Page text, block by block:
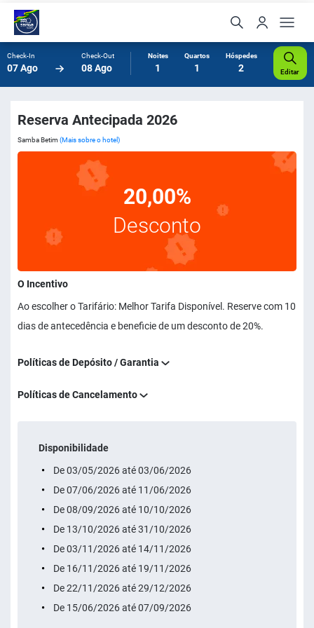
Check-In
07 Ago
Check-Out
08 Ago
Noites
1
Quartos
1
Hóspedes
2 Editar
Reserva Antecipada 2026
Samba Betim (Mais sobre o hotel)
20,00%
Desconto
O Incentivo
Ao escolher o Tarifário: Melhor Tarifa Disponível. Reserve com 10
dias de antecedência e beneficie de um desconto de 20%.
Políticas de Depósito / Garantia
Políticas de Cancelamento
Disponibilidade
De 03/05/2026 até 03/06/2026
De 07/06/2026 até 11/06/2026
De 08/09/2026 até 10/10/2026
De 13/10/2026 até 31/10/2026
De 03/11/2026 até 14/11/2026
De 16/11/2026 até 19/11/2026
De 22/11/2026 até 29/12/2026
De 15/06/2026 até 07/09/2026